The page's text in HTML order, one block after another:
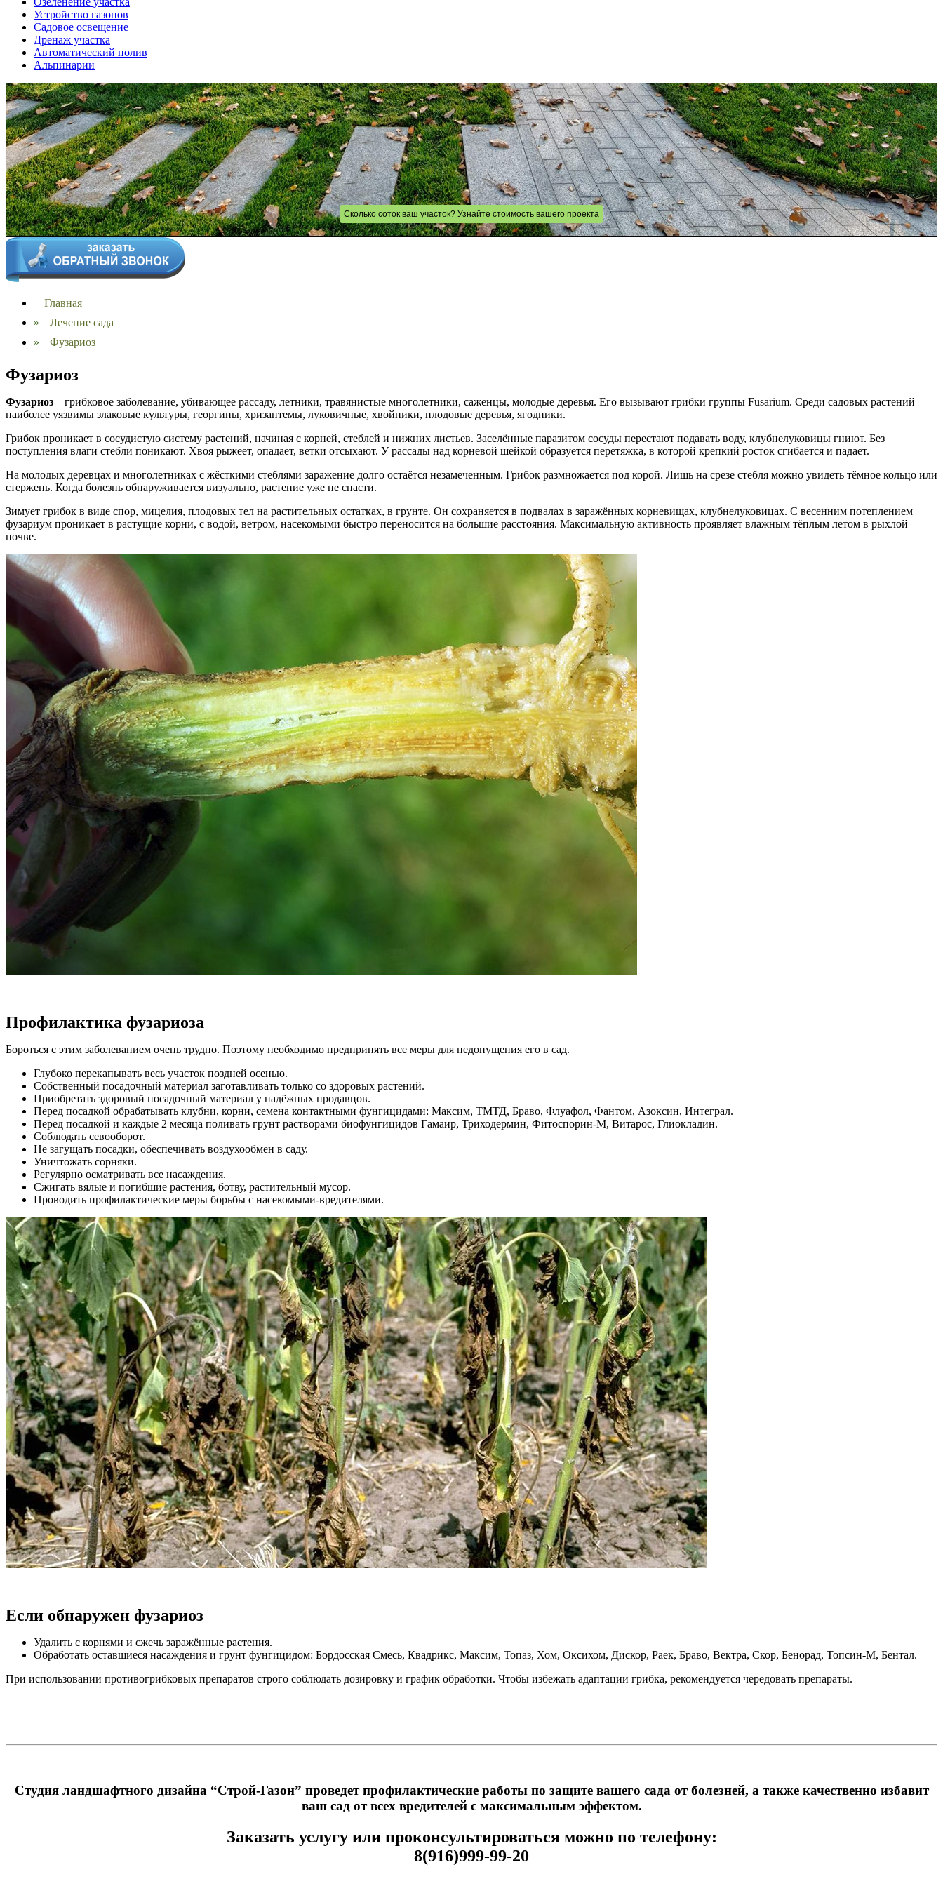
Устройство газонов
Садовое освещение
Дренаж участка
Автоматический полив
Альпинарии
Сколько соток ваш участок? Узнайте стоимость вашего проекта
Главная
»
Лечение сада
»
Фузариоз
Фузариоз
Фузариоз – грибковое заболевание, убивающее рассаду, летники, травянистые многолетники, саженцы, молодые деревья. Его вызывают грибки группы Fusarium. Среди садовых растений
наиболее уязвимы злаковые культуры, георгины, хризантемы, луковичные, хвойники, плодовые деревья, ягодники.
Грибок проникает в сосудистую систему растений, начиная с корней, стеблей и нижних листьев. Заселённые паразитом сосуды перестают подавать воду, клубнелуковицы гниют. Без
поступления влаги стебли поникают. Хвоя рыжеет, опадает, ветки отсыхают. У рассады над корневой шейкой образуется перетяжка, в которой крепкий росток сгибается и падает.
На молодых деревцах и многолетниках с жёсткими стеблями заражение долго остаётся незамеченным. Грибок размножается под корой. Лишь на срезе стебля можно увидеть тёмное кольцо или
стержень. Когда болезнь обнаруживается визуально, растение уже не спасти.
Зимует грибок в виде спор, мицелия, плодовых тел на растительных остатках, в грунте. Он сохраняется в подвалах в заражённых корневищах, клубнелуковицах. С весенним потеплением
фузариум проникает в растущие корни, с водой, ветром, насекомыми быстро переносится на большие расстояния. Максимальную активность проявляет влажным тёплым летом в рыхлой
почве.
Профилактика фузариоза
Бороться с этим заболеванием очень трудно. Поэтому необходимо предпринять все меры для недопущения его в сад.
Глубоко перекапывать весь участок поздней осенью.
Собственный посадочный материал заготавливать только со здоровых растений.
Приобретать здоровый посадочный материал у надёжных продавцов.
Перед посадкой обрабатывать клубни, корни, семена контактными фунгицидами: Максим, ТМТД, Браво, Флуафол, Фантом, Азоксин, Интеграл.
Перед посадкой и каждые 2 месяца поливать грунт растворами биофунгицидов Гамаир, Триходермин, Фитоспорин-М, Витарос, Глиокладин.
Соблюдать севооборот.
Не загущать посадки, обеспечивать воздухообмен в саду.
Уничтожать сорняки.
Регулярно осматривать все насаждения.
Сжигать вялые и погибшие растения, ботву, растительный мусор.
Проводить профилактические меры борьбы с насекомыми-вредителями.
Если обнаружен фузариоз
Удалить с корнями и сжечь заражённые растения.
Обработать оставшиеся насаждения и грунт фунгицидом: Бордосская Смесь, Квадрикс, Максим, Топаз, Хом, Оксихом, Дискор, Раек, Браво, Вектра, Скор, Бенорад, Топсин-М, Бентал.
При использовании противогрибковых препаратов строго соблюдать дозировку и график обработки. Чтобы избежать адаптации грибка, рекомендуется чередовать препараты.
Студия ландшафтного дизайна “Строй-Газон” проведет профилактические работы по защите вашего сада от болезней, а также качественно избавит
ваш сад от всех вредителей с максимальным эффектом.
Заказать услугу или проконсультироваться можно по телефону:
8(916)999-99-20